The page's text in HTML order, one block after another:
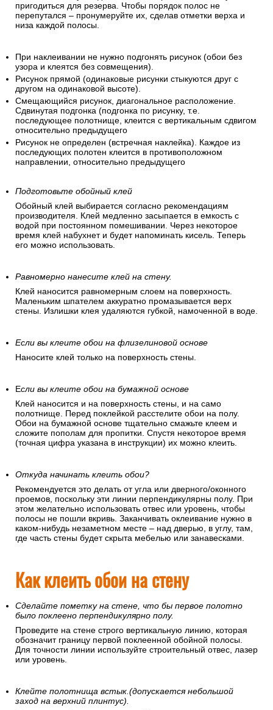
пригодиться для резерва. Чтобы порядок полос не
перепутался – пронумеруйте их, сделав отметки верха и
низа каждой полосы.
При наклеивании не нужно подгонять рисунок (обои без
узора и клеятся без совмещения).
Рисунок прямой (одинаковые рисунки стыкуются друг с
другом на одинаковой высоте).
Смещающийся рисунок, диагональное расположение.
Сдвинутая подгонка (подгонка по рисунку, т.е.
последующее полотнище, клеится с вертикальным сдвигом
относительно предыдущего
Рисунок не определен (встречная наклейка). Каждое из
последующих полотен клеится в противоположном
направлении, относительно предыдущего
Подготовьте обойный клей
Обойный клей выбирается согласно рекомендациям
производителя. Клей медленно засыпается в емкость с
водой при постоянном помешивании. Через некоторое
время клей набухнет и будет напоминать кисель. Теперь
его можно использовать.
Равномерно нанесите клей на стену.
Клей наносится равномерным слоем на поверхность.
Маленьким шпателем аккуратно промазывается верх
стены. Излишки клея удаляются губкой, намоченной в воде.
Если вы клеите обои на флизелиновой основе
Наносите клей только на поверхность стены.
Если вы клеите обои на бумажной основе
Клей наносится и на поверхность стены, и на само
полотнище. Перед поклейкой расстелите обои на полу.
Обои на бумажной основе тщательно смажьте клеем и
сложите пополам для пропитки. Спустя некоторое время
(точная цифра указана в инструкции) их можно клеить.
Откуда начинать клеить обои?
Рекомендуется это делать от угла или дверного/оконного
проемов, поскольку эти линии перпендикулярны полу. При
этом желательно использовать отвес или уровень, чтобы
полосы не пошли вкривь. Заканчивать оклеивание нужно в
каком-нибудь незаметном месте – над дверью, в углу, там,
где часть стены будет скрыта мебелью или занавесками.
Как клеить обои на стену
Сделайте пометку на стене, что бы первое полотно
было поклеено перпендикулярно полу.
Проведите на стене строго вертикальную линию, которая
обозначит границу первой поклеенной обойной полосы.
Для точности линии используйте строительный отвес, лазер
или уровень.
Клейте полотнища встык.(допускается небольшой
заход на верхний плинтус).